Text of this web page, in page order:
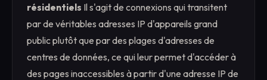
résidentiels Il s'agit de connexions qui transitent
par de véritables adresses IP d'appareils grand
public plutôt que par des plages d'adresses de
centres de données, ce qui leur permet d'accéder à
des pages inaccessibles à partir d'une adresse IP de